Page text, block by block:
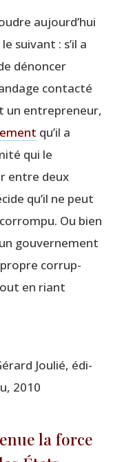
aujourd’­hui
sui­vant : s’il a
dénon­cer
contac­té
un entre­pre­neur,
qu’il a
qui le
entre deux
qu’il ne peut
Ou bien
gou­ver­ne­ment
cor­rup­
en riant
Jou­lié, édi­
2010
la force